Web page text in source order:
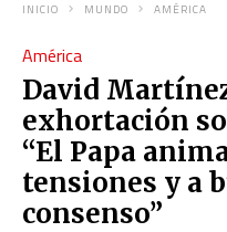
INICIO MUNDO AMÉRICA
América
David
exhortación
“El Papa
tensiones y a
consenso”